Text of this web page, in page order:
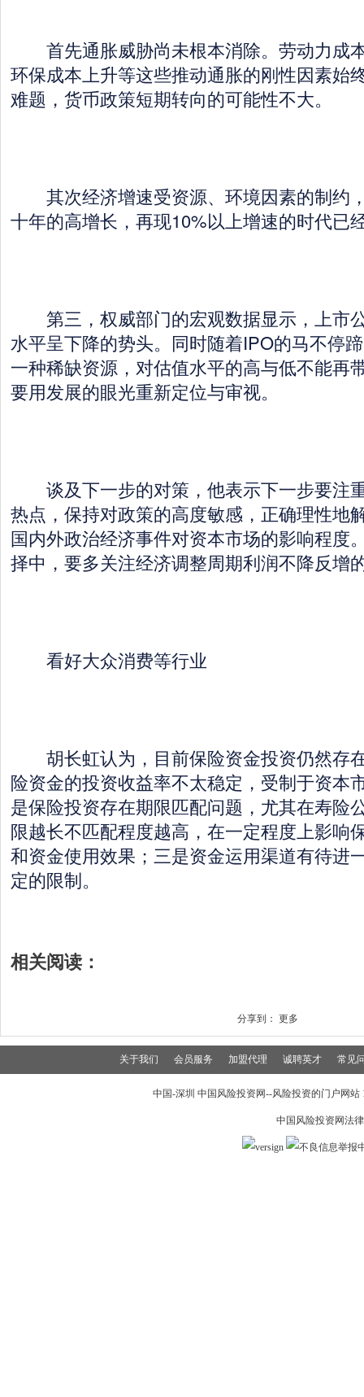
首先通胀威胁尚未根本消除。劳动力成
环保成本上升等这些推动通胀的刚性因素始
难题，货币政策短期转向的可能性不大。
其次经济增速受资源、环境因素的制约
十年的高增长，再现10%以上增速的时代已
第三，权威部门的宏观数据显示，上市
水平呈下降的势头。同时随着IPO的马不停
一种稀缺资源，对估值水平的高与低不能再
要用发展的眼光重新定位与审视。
谈及下一步的对策，他表示下一步要注
热点，保持对政策的高度敏感，正确理性地
国内外政治经济事件对资本市场的影响程度
择中，要多关注经济调整周期利润不降反增
看好大众消费等行业
胡长虹认为，目前保险资金投资仍然存
险资金的投资收益率不太稳定，受制于资本
是保险投资存在期限匹配问题，尤其在寿险
限越长不匹配程度越高，在一定程度上影响
和资金使用效果；三是资金运用渠道有待进
定的限制。
相关阅读：
分享到： 更多
关于我们 会员服务 加盟代理 诚聘英才 常见
中国-深圳 中国风险投资网--风险投资的门户网
中国风险投资网法